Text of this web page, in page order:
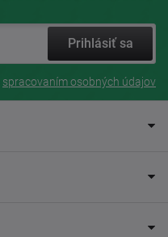
Prihlásiť sa
spracovaním osobných údajov